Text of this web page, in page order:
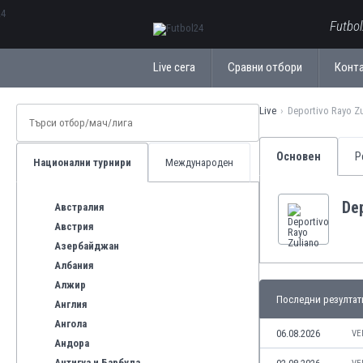
Live сега Сравни отбори
Национални турнири Международен
Австралия
Австрия
Азербайджан
Албания
Алжир
Англия
Ангола
Андора
Live Deportivo Rayo
Основен
Последни
06.08.2026